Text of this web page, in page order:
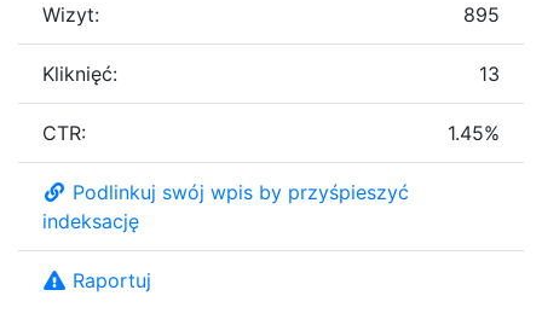
Wizyt: 895
Kliknięć: 13
CTR: 1.45%
Podlinkuj swój wpis by przyśpieszyć
indeksację
Raportuj